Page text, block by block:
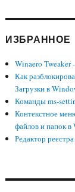
песочницы
ИЗБРАННОЕ
Winaero Tweaker
Как
Загрузки в
Команды ms-
Контекстное
файлов и папок
Редактор